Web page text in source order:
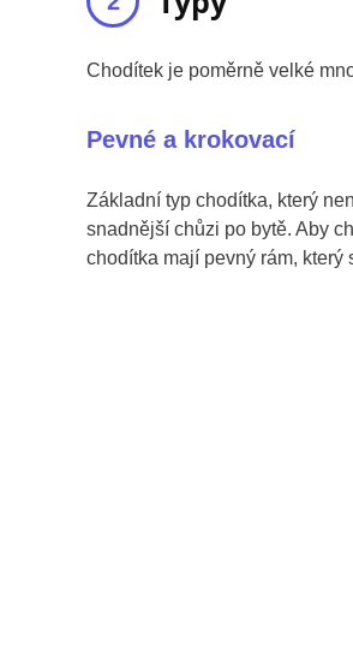
Chodítek je poměrně velké
Pevné a krokovací
Základní typ chodítka, který
snadnější chůzi po bytě. Aby
chodítka mají pevný rám, který